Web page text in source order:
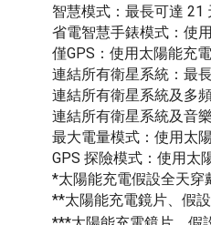
智慧模式：最長可達 21
省電智慧手錶模式：使
僅GPS：使用太陽能充
連結所有衛星系統：最
連結所有衛星系統及多
連結所有衛星系統及音
最大電量模式：使用太
GPS 探險模式：使用太
*太陽能充電假設全天穿
**太陽能充電鏡片、假